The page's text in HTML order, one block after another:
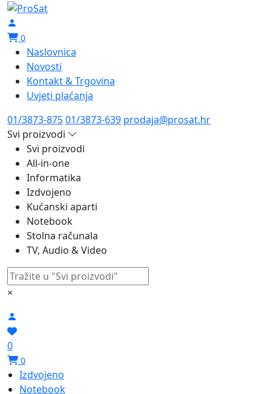
0
Naslovnica
Novosti
Kontakt & Trgovina
Uvjeti plaćanja
01/3873-87501/3873-639 prodaja@prosat.hr
Svi proizvodi
Svi proizvodi
All-in-one
Informatika
Izdvojeno
Kućanski aparti
Notebook
Stolna računala
TV, Audio & Video
×
0
0
Izdvojeno
Notebook